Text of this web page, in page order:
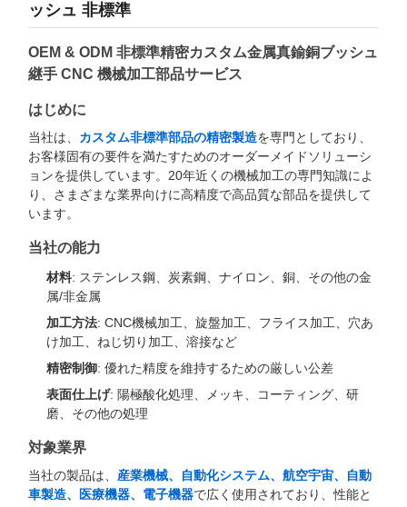
ッシュ 非標準
OEM & ODM 非標準精密カスタム金属真鍮銅ブッシュ
継手 CNC 機械加工部品サービス
はじめに
当社は、 カスタム非標準部品の精密製造を専門としており、
お客様固有の要件を満たすためのオーダーメイドソリューシ
ョンを提供しています。20年近くの機械加工の専門知識によ
り、さまざまな業界向けに高精度で高品質な部品を提供して
います。
当社の能力
材料: ステンレス鋼、炭素鋼、ナイロン、銅、その他の金
属/非金属
加工方法: CNC機械加工、旋盤加工、フライス加工、穴あ
け加工、ねじ切り加工、溶接など
精密制御: 優れた精度を維持するための厳しい公差
表面仕上げ: 陽極酸化処理、メッキ、コーティング、研
磨、その他の処理
対象業界
当社の製品は、 産業機械、自動化システム、航空宇宙、自動
車製造、医療機器、電子機器で広く使用されており、性能と